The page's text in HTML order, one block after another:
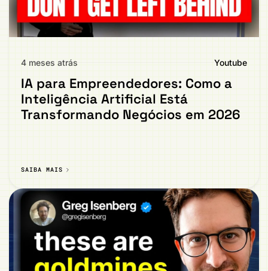
4 meses atrás Youtube
IA para Empreendedores: Como a
Inteligência Artificial Está
Transformando Negócios em 2026
SAIBA MAIS